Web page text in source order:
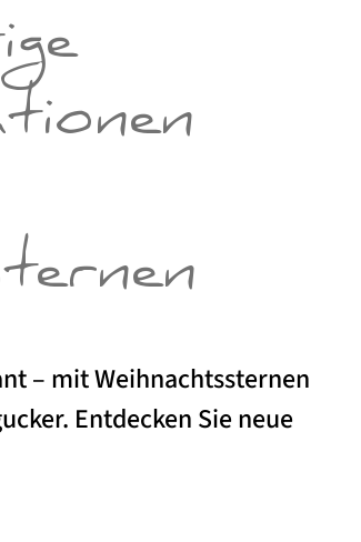
– mit Weihnachtssternen
Entdecken Sie neue